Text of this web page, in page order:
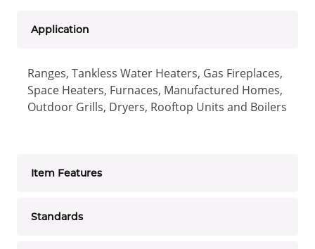
Application
Ranges, Tankless Water Heaters, Gas Fireplaces,
Space Heaters, Furnaces, Manufactured Homes,
Outdoor Grills, Dryers, Rooftop Units and Boilers
Item Features
Standards